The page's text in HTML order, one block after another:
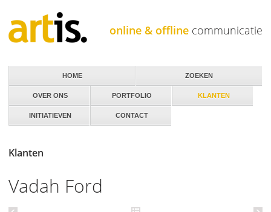
online & offline communicatie
Klanten
Vadah Ford
HOME
OVER ONS PORTFOLIO KLANTEN
INITIATIEVEN CONTACT
ZOEKEN